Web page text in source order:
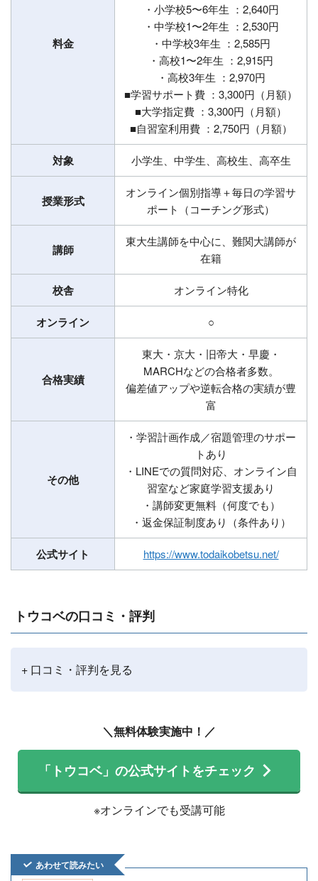
料金
・小学校5〜6年生 ：2,640円
・中学校1〜2年生 ：2,530円
・中学校3年生 ：2,585円
・高校1〜2年生 ：2,915円
・高校3年生 ：2,970円
■学習サポート費 ：3,300円（月額）
■大学指定費 ：3,300円（月額）
■自習室利用費 ：2,750円（月額）
対象 小学生、中学生、高校生、高卒生
授業形式
オンライン個別指導＋毎日の学習サ
ポート（コーチング形式）
講師
東大生講師を中心に、難関大講師が
在籍
校舎 オンライン特化
オンライン ○
合格実績
東大・京大・旧帝大・早慶・
MARCHなどの合格者多数。
偏差値アップや逆転合格の実績が豊
富
その他
・学習計画作成／宿題管理のサポー
トあり
・LINEでの質問対応、オンライン自
習室など家庭学習支援あり
・講師変更無料（何度でも）
・返金保証制度あり（条件あり）
公式サイト https://www.todaikobetsu.net/
トウコベの口コミ・評判
+ 口コミ・評判を見る
＼無料体験実施中！／
「トウコベ」の公式サイトをチェック
※オンラインでも受講可能
あわせて読みたい